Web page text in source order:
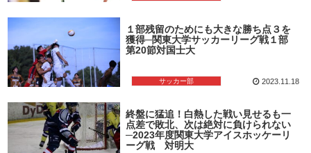
サッカー部
１部残留のためにも大きな勝ち点３を
獲得─関東大学サッカーリーグ戦１部
第20節対国士大
2023.11.18
終盤に猛追！白熱した戦い見せるも一
点差で敗北、次は絶対に負けられない
─2023年度関東大学アイスホッケーリ
ーグ戦 対明大